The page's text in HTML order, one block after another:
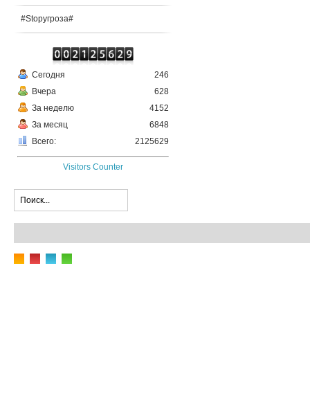
#Stopугроза#
Сегодня
Вчера
За неделю
За месяц
Всего:
246
628
4152
6848
2125629
Visitors Counter